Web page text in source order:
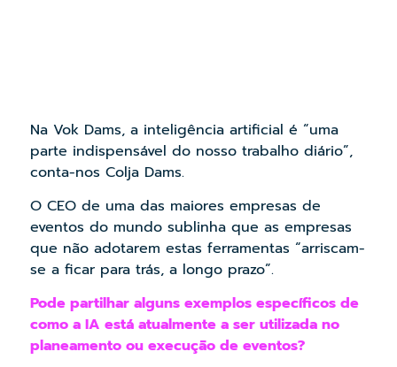
Na Vok Dams, a inteligência artificial é “uma
parte indispensável do nosso trabalho diário”,
conta-nos Colja Dams.
O CEO de uma das maiores empresas de
eventos do mundo sublinha que as empresas
que não adotarem estas ferramentas “arriscam-
se a ficar para trás, a longo prazo”.
Pode partilhar alguns exemplos específicos de
como a IA está atualmente a ser utilizada no
planeamento ou execução de eventos?